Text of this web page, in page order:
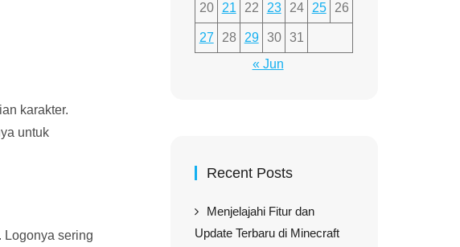
karakter.
untuk
Logonya sering
20 21 22 23 24 25 26
27 28 29 30
31
« Jun
Recent Posts
Menjelajahi Fitur dan
Update Terbaru di Minecraft